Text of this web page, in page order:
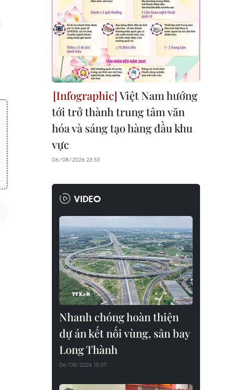
Việt Nam hướng
tới trở thành trung tâm văn
hóa và sáng tạo hàng đầu khu
vực
06/08/2026 23:33
VIDEO
Nhanh chóng hoàn thiện
dự án kết nối vùng, sân bay
Long Thành
06/08/2026 15:07